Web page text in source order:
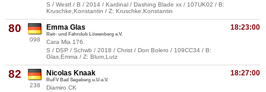
S / Westf / B / 2014 / Kardinal / Dashing Blade xx / 107UK02 / B:
Kruschke,Konstantin / Z: Kruschke,Konstantin
80
098
18:23:00
Emma Glas
Reit- und Fahrclub Löwenberg e.V.
Cara Mia 176
S / DSP / Schwb / 2018 / Christ / Don Bolero / 109CC34 / B:
Glas,Emma / Z: Blum,Lutz
82
238
18:27:00
Nicolas Knaak
RuFV Bad Segeberg u.U.e.V.
Diamiro CK